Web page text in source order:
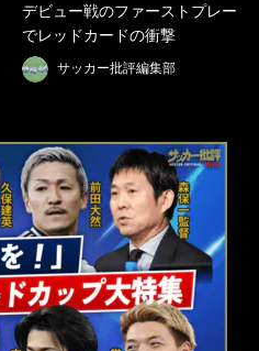
デビュー戦のファーストプレー
でレッドカードの衝撃
サッカー批評編集部